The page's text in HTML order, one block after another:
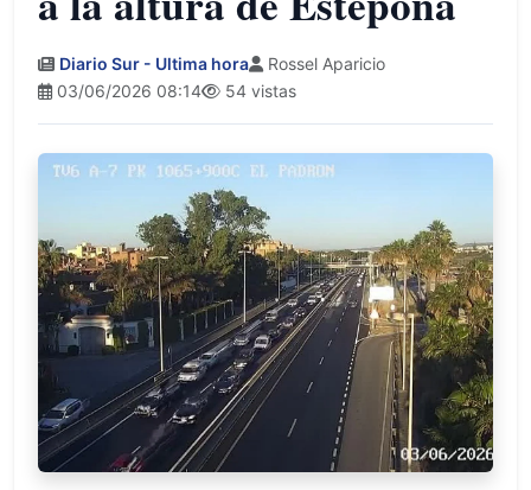
Diario Sur - Ultima hora
Rossel Aparicio
03/06/2026 08:14
54 vistas